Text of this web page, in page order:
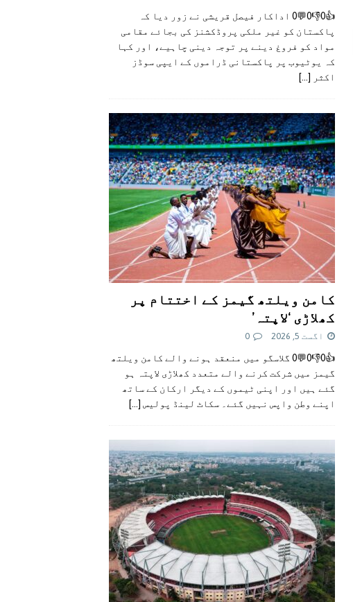
👍0👎0💬0 اداکار فیصل قریشی نے زور دیا کہ
پاکستان کو غیر ملکی پروڈکشنز کی بجائے مقامی
مواد کو فروغ دینے پر توجہ دینی چاہیے، اور کہا
کہ یوٹیوب پر پاکستانی ڈراموں کے ایپی سوڈز
اکثر
[...]
کامن ویلتھ گیمز کے اختتام پر
کھلاڑی ‘لاپتہ’
اگست 5, 2026 0
👍0👎0💬0 گلاسگو میں منعقد ہونے والے کامن ویلتھ
گیمز میں شرکت کرنے والے متعدد کھلاڑی لاپتہ ہو
گئے ہیں اور اپنی ٹیموں کے دیگر ارکان کے ساتھ
اپنے وطن واپس نہیں گئے۔ سکاٹ لینڈ پولیس [...]